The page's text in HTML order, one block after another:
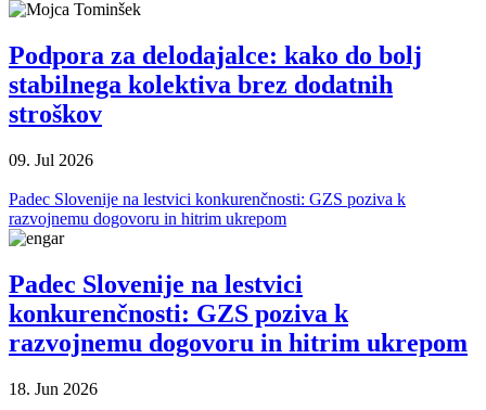
Podpora za delodajalce: kako do bolj
stabilnega kolektiva brez dodatnih
stroškov
09. Jul 2026
Padec Slovenije na lestvici konkurenčnosti: GZS poziva k
razvojnemu dogovoru in hitrim ukrepom
Padec Slovenije na lestvici
konkurenčnosti: GZS poziva k
razvojnemu dogovoru in hitrim ukrepom
18. Jun 2026